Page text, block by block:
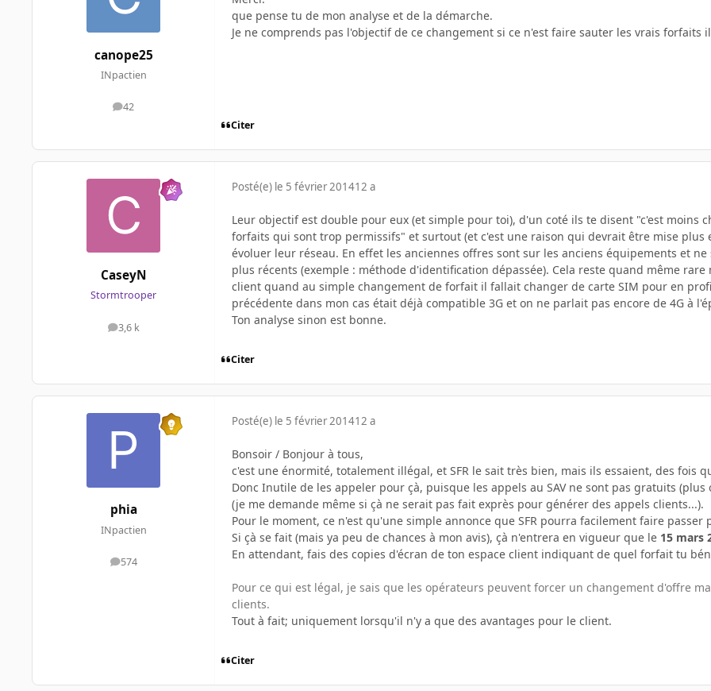
canope25
INpactien
42
messages
que pense tu de mon analyse et de la démarche.
Je ne comprends pas l'objectif de ce changement si ce n'est faire sauter les vrais forfaits
Citer
CaseyN
Stormtrooper
3,6 k
messages
Posté(e) le 5 février 201412 a
Leur objectif est double pour eux (et simple pour toi), d'un coté ils te disent "c'est moins
forfaits qui sont trop permissifs" et surtout (et c'est une raison qui devrait être mise
évoluer leur réseau. En effet les anciennes offres sont sur les anciens équipements et
plus récents (exemple : méthode d'identification dépassée). Cela reste quand même
client quand au simple changement de forfait il fallait changer de carte SIM pour en
précédente dans mon cas était déjà compatible 3G et on ne parlait pas encore de 4G à
Ton analyse sinon est bonne.
Citer
phia
INpactien
574
messages
Posté(e) le 5 février 201412 a
Bonsoir / Bonjour à tous,
c'est une énormité, totalement illégal, et SFR le sait très bien, mais ils essaient, des fois
Donc Inutile de les appeler pour çà, puisque les appels au SAV ne sont pas gratuits (plus
(je me demande même si çà ne serait pas fait exprès pour générer des appels clients...).
Pour le moment, ce n'est qu'une simple annonce que SFR pourra facilement faire passer
Si çà se fait (mais ya peu de chances à mon avis), çà n'entrera en vigueur que le 15 mars
En attendant, fais des copies d'écran de ton espace client indiquant de quel forfait tu
Pour ce qui est légal, je sais que les opérateurs peuvent forcer un changement d'offre
clients.
Tout à fait; uniquement lorsqu'il n'y a que des avantages pour le client.
Citer